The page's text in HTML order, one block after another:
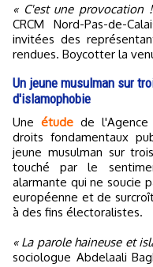
« C'est une provocation
CRCM Nord-Pas-de-
invitées des
rendues. Boycotter la
Un jeune musulman sur
d'islamophobie
Uneétude de l'Agence
droits fondamentaux
jeune musulman sur
touché par le
alarmante qui ne soucie
européenne et de
à des fins électoralistes.
« La parole haineuse et
sociologue Abdelaali